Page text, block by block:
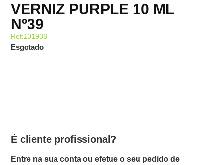
VERNIZ PURPLE 10 ML
Nº39
Ref:101938
Esgotado
É cliente profissional?
Entre na sua conta ou efetue o seu pedido de